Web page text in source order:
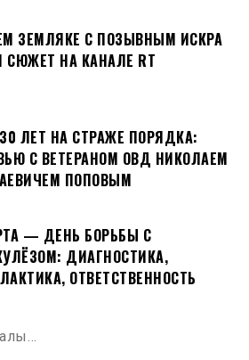
ЗЕМЛЯКЕ С ПОЗЫВНЫМ ИСКРА
НА КАНАЛЕ RT
ЛЕТ НА СТРАЖЕ ПОРЯДКА:
С ВЕТЕРАНОМ ОВД НИКОЛАЕМ
ПОПОВЫМ
— ДЕНЬ БОРЬБЫ С
ДИАГНОСТИКА,
ОТВЕТСТВЕННОСТЬ